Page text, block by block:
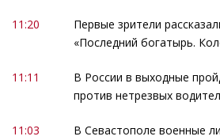
11:20
Первые зрители
«Последний богатырь.
11:11
В России в выходные
против нетрезвых
11:03
В Севастополе военные